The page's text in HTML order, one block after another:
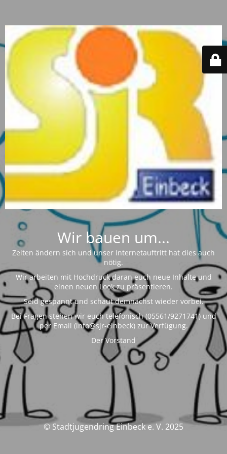
Wir bauen um...
Zeiten ändern sich und unser Internetauftritt hat dies auch
nötig.
Wir arbeiten mit Hochdruck daran euch neue Inhalte und
einen neuen Look zu präsentieren.
Seid gespannt und schaut demnächst wieder vorbei.
Bei Fragen stehen wir euch telefonisch (05561/9271741) und
per Email (info@sjr-einbeck) zur Verfügung.
Der Vorstand
© Stadtjugendring Einbeck e. V. 2025